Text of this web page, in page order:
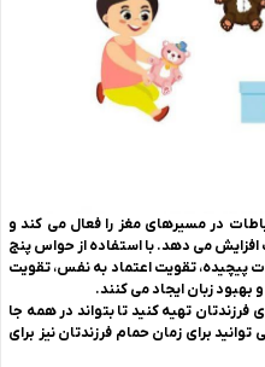
در مسیرهای مغز را فعال می کند و
افزایش می دهد. با استفاده از حواس پنج
پیچیده، تقویت اعتماد به نفس، تقویت
زبان ایجاد می کنند.
فرزندتان تهیه کنید تا بتواند در همه جا
برای زمان حمام فرزندتان نیز برای